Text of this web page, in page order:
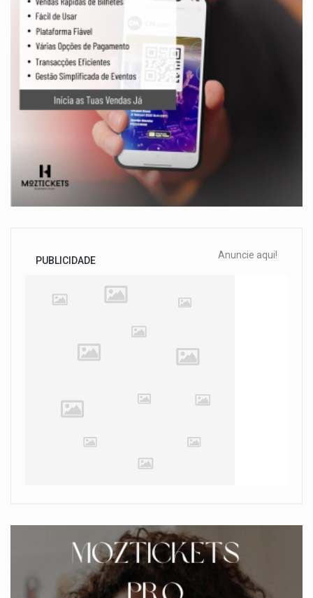
PUBLICIDADE Anuncie aqui!